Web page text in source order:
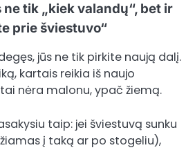
tik „kiek valandų“, bet ir
prie šviestuvo“
jūs ne tik pirkite naują dalį.
kartais reikia iš naujo
nėra malonu, ypač žiemą.
taip: jei šviestuvą sunku
į taką ar po stogeliu),